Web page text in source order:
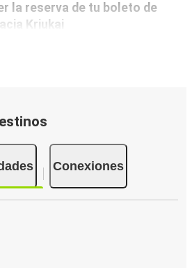
la reserva de tu boleto de
Kriukai
FlixBus es muy sencillo: en este
seguras online, como tarjeta
a bordo o en un punto de venta.
Conexiones